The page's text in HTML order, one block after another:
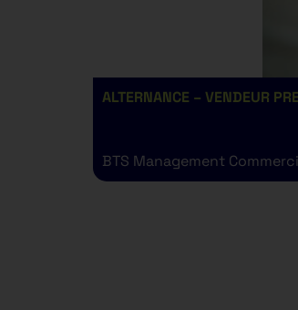
ALTERNANCE – VENDEUR
BTS Management